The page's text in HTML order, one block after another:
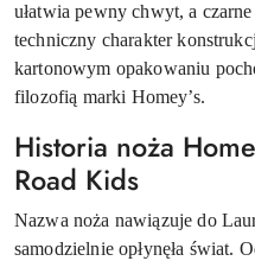
ułatwia pewny chwyt, a
techniczny charakter
kartonowym opakowaniu
filozofią marki Homey’s.
Historia noża
Road Kids
Nazwa noża nawiązuje do
samodzielnie opłynęła świat.